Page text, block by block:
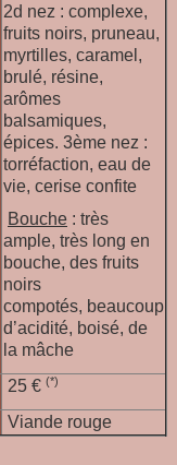
2d nez : complexe,
fruits noirs, pruneau,
myrtilles, caramel,
brulé, résine,
arômes
balsamiques,
épices. 3ème nez :
torréfaction, eau de
vie, cerise confite
Bouche : très
ample, très long en
bouche, des fruits
noirs
compotés, beaucoup
d’acidité, boisé, de
la mâche
25 € (*)
Viande rouge